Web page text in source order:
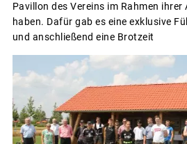
Pavillon des Vereins im Rahmen
haben. Dafür gab es eine exklusive
und anschließend eine Brotzeit